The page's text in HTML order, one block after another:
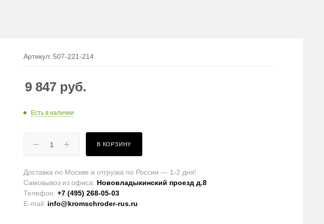
Артикул: 507-221-214
9 847 руб.
Есть в наличии
В КОРЗИНУ
Доставка по Москве и отгрузка по России — 1-2 дня!
Самовывоз из офиса: Нововладыкинский проезд д.8
Телефон:+7 (495) 268-05-03
E-mail: info@kromschroder-rus.ru